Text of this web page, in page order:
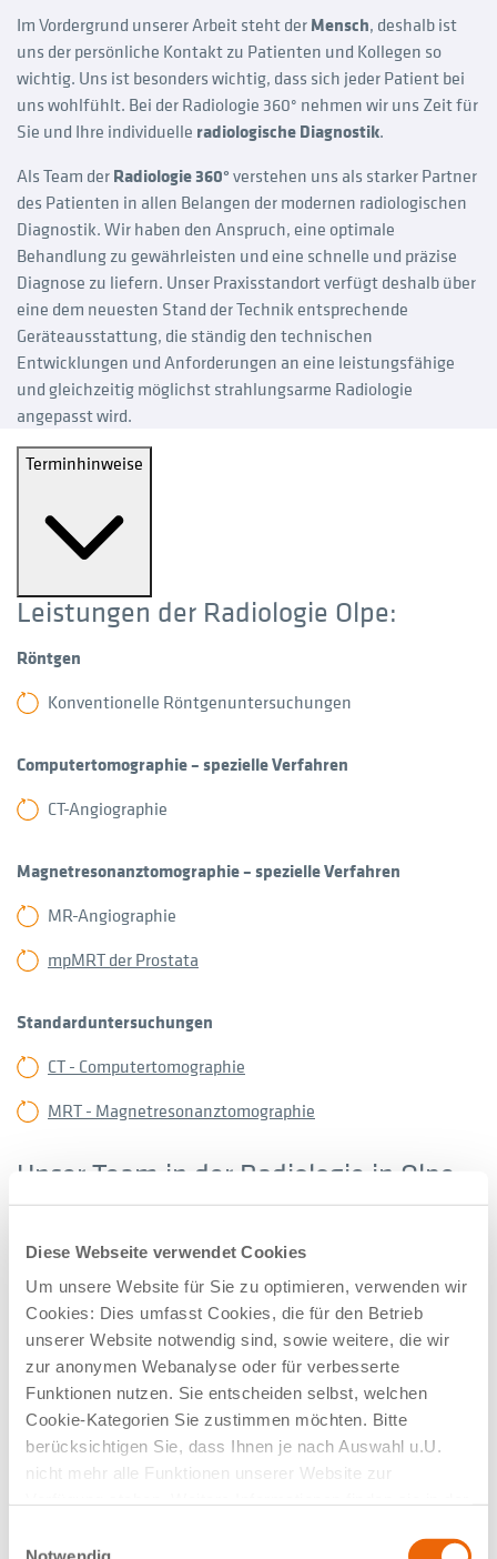
Diese Webseite verwendet Cookies
Um unsere Website für Sie zu optimieren, verwenden wir
Cookies: Dies umfasst Cookies, die für den Betrieb
unserer Website notwendig sind, sowie weitere, die wir
zur anonymen Webanalyse oder für verbesserte
Funktionen nutzen. Sie entscheiden selbst, welchen
Cookie-Kategorien Sie zustimmen möchten. Bitte
berücksichtigen Sie, dass Ihnen je nach Auswahl u.U.
nicht mehr alle Funktionen unserer Website zur
Im Vordergrund unserer Arbeit steht derMensch, deshalb ist
uns der persönliche Kontakt zu Patienten und Kollegen so
wichtig. Uns ist besonders wichtig, dass sich jeder Patient bei
uns wohlfühlt. Bei der Radiologie 360° nehmen wir uns Zeit für
Sie und Ihre individuelle radiologische Diagnostik.
Als Team derRadiologie 360°verstehen uns als starker Partner
des Patienten in allen Belangen der modernen radiologischen
Diagnostik. Wir haben den Anspruch, eine optimale
Behandlung zu gewährleisten und eine schnelle und präzise
Diagnose zu liefern. Unser Praxisstandort verfügt deshalb über
eine dem neuesten Stand der Technik entsprechende
Geräteausstattung, die ständig den technischen
Entwicklungen und Anforderungen an eine leistungsfähige
und gleichzeitig möglichst strahlungsarme Radiologie
angepasst wird.
Terminhinweise
Leistungen der Radiologie Olpe:
Röntgen
Konventionelle Röntgenuntersuchungen
Computertomographie – spezielle Verfahren
CT-Angiographie
Magnetresonanztomographie – spezielle Verfahren
MR-Angiographie
mpMRT der Prostata
Standarduntersuchungen
CT - Computertomographie
MRT - Magnetresonanztomographie
Unser Team in der Radiologie in Olpe